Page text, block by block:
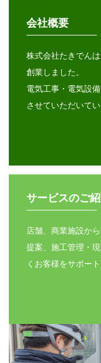
会社概要
株式会社たきでん
創業しました。
電気工事・電気設
させていただいてい
サービスのご
店舗、商業施設か
提案、施工管理・
くお客様をサポート